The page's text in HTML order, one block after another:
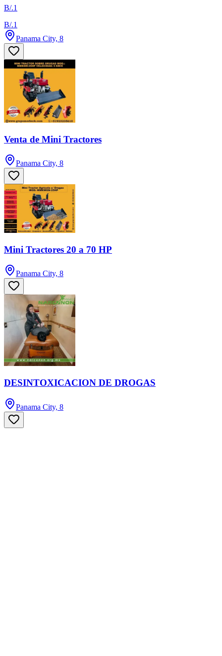
B/.1
B/.1
Panama City, 8
Venta de Mini Tractores
Panama City, 8
Mini Tractores 20 a 70 HP
Panama City, 8
DESINTOXICACION DE DROGAS
Panama City, 8